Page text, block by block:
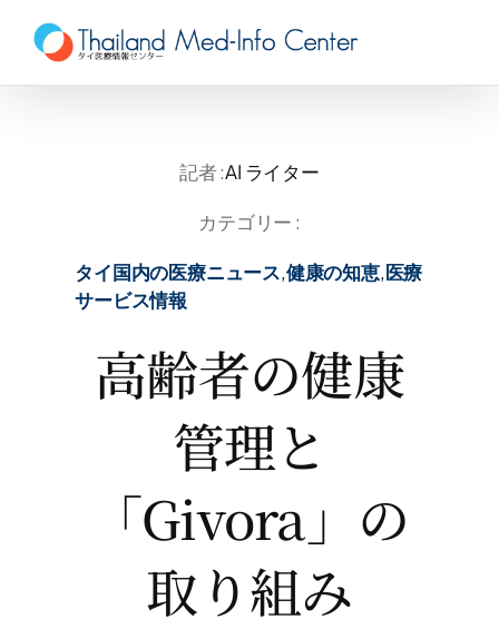
content
記者 :AI ライター
カテゴリー :
タイ国内の医療ニュース,健康の知恵,医療
サービス情報
高齢者の健康
管理と
「Givora」の
取り組み